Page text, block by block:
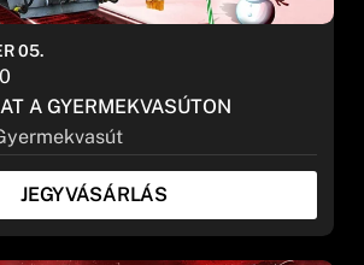
A GYERMEKVASÚTON
05.
JEGYVÁSÁRLÁS